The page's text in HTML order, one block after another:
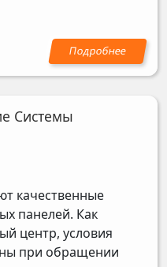
Системы
качественные
панелей. Как
центр, условия
при обращении